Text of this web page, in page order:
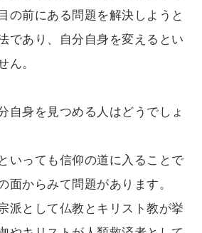
の前にある問題を解決しようと
であり、自分自身を変えるとい
ん。
自身を見つめる人はどうでしょ
いっても信仰の道に入ることで
面からみて問題があります。
派として仏教とキリスト教が挙